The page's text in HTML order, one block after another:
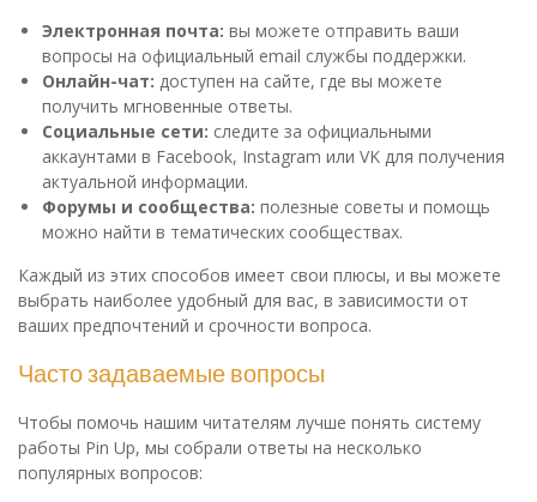
Электронная почта: вы можете отправить ваши
вопросы на официальный email службы поддержки.
Онлайн-чат: доступен на сайте, где вы можете
получить мгновенные ответы.
Социальные сети: следите за официальными
аккаунтами в Facebook, Instagram или VK для получения
актуальной информации.
Форумы и сообщества: полезные советы и помощь
можно найти в тематических сообществах.
Каждый из этих способов имеет свои плюсы, и вы можете
выбрать наиболее удобный для вас, в зависимости от
ваших предпочтений и срочности вопроса.
Часто задаваемые вопросы
Чтобы помочь нашим читателям лучше понять систему
работы Pin Up, мы собрали ответы на несколько
популярных вопросов: